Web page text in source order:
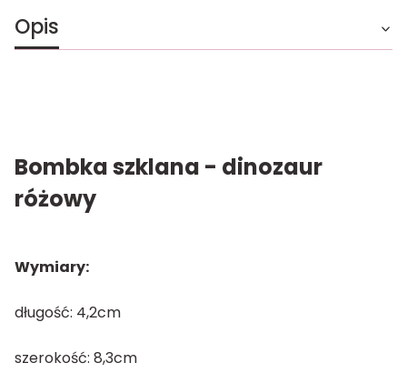
Opis
Bombka szklana - dinozaur
różowy
Wymiary:
długość: 4,2cm
szerokość: 8,3cm